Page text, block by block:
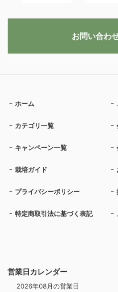
営業日カレンダー
2026年08月の営業日
ホーム
カテゴリ一覧
キャンペーン一覧
栽培ガイド
プライバシーポリシー
特定商取引法に基づく表記
お問い合わ